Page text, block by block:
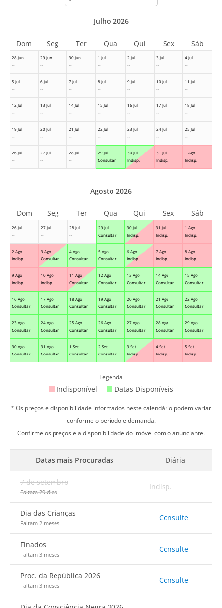
28 Jun
--
29 Jun
--
30 Jun
--
1 Jul
--
2 Jul
--
3 Jul
--
4 Jul
--
5 Jul
--
6 Jul
--
7 Jul
--
8 Jul
--
9 Jul
--
10 Jul
--
11 Jul
--
12 Jul
--
13 Jul
--
14 Jul
--
15 Jul
--
16 Jul
--
17 Jul
--
18 Jul
--
19 Jul
--
20 Jul
--
21 Jul
--
22 Jul
--
23 Jul
--
24 Jul
--
25 Jul
--
26 Jul
--
27 Jul
--
28 Jul
--
29 Jul
Consultar
30 Jul
Indisp.
31 Jul
Indisp.
1 Ago
Indisp.
Julho 2026
Dom Seg Ter Qua Qui Sex Sáb
26 Jul
--
27 Jul
--
28 Jul
--
29 Jul
Consultar
30 Jul
Indisp.
31 Jul
Indisp.
1 Ago
Indisp.
2 Ago
Indisp.
3 Ago
Consultar
4 Ago
Consultar
5 Ago
Consultar
6 Ago
Indisp.
7 Ago
Indisp.
8 Ago
Indisp.
9 Ago
Indisp.
10 Ago
Indisp.
11 Ago
Consultar
12 Ago
Consultar
13 Ago
Consultar
14 Ago
Consultar
15 Ago
Consultar
16 Ago
Consultar
17 Ago
Consultar
18 Ago
Consultar
19 Ago
Consultar
20 Ago
Consultar
21 Ago
Consultar
22 Ago
Consultar
23 Ago
Consultar
24 Ago
Consultar
25 Ago
Consultar
26 Ago
Consultar
27 Ago
Consultar
28 Ago
Consultar
29 Ago
Consultar
30 Ago
Consultar
31 Ago
Consultar
1 Set
Consultar
2 Set
Consultar
3 Set
Indisp.
4 Set
Indisp.
5 Set
Indisp.
Agosto 2026
Dom Seg Ter Qua Qui Sex Sáb
Legenda
Indisponível Datas Disponíveis
* Os preços e disponibilidade informados neste calendário podem variar
conforme o período e demanda.
Confirme os preços e a disponibilidade do imóvel com o anunciante.
Datas mais Procuradas Diária
7 de setembro
Faltam 29 dias
Indisp.
Dia das Crianças
Faltam 2 meses
Consulte
Finados
Faltam 3 meses
Consulte
Proc. da República 2026
Faltam 3 meses
Consulte